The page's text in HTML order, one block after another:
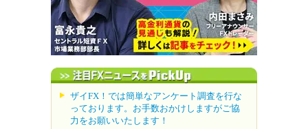
ザイFX！では簡単なアンケート調査を行な
っております。お手数おかけしますがご協
力をお願いいたします！